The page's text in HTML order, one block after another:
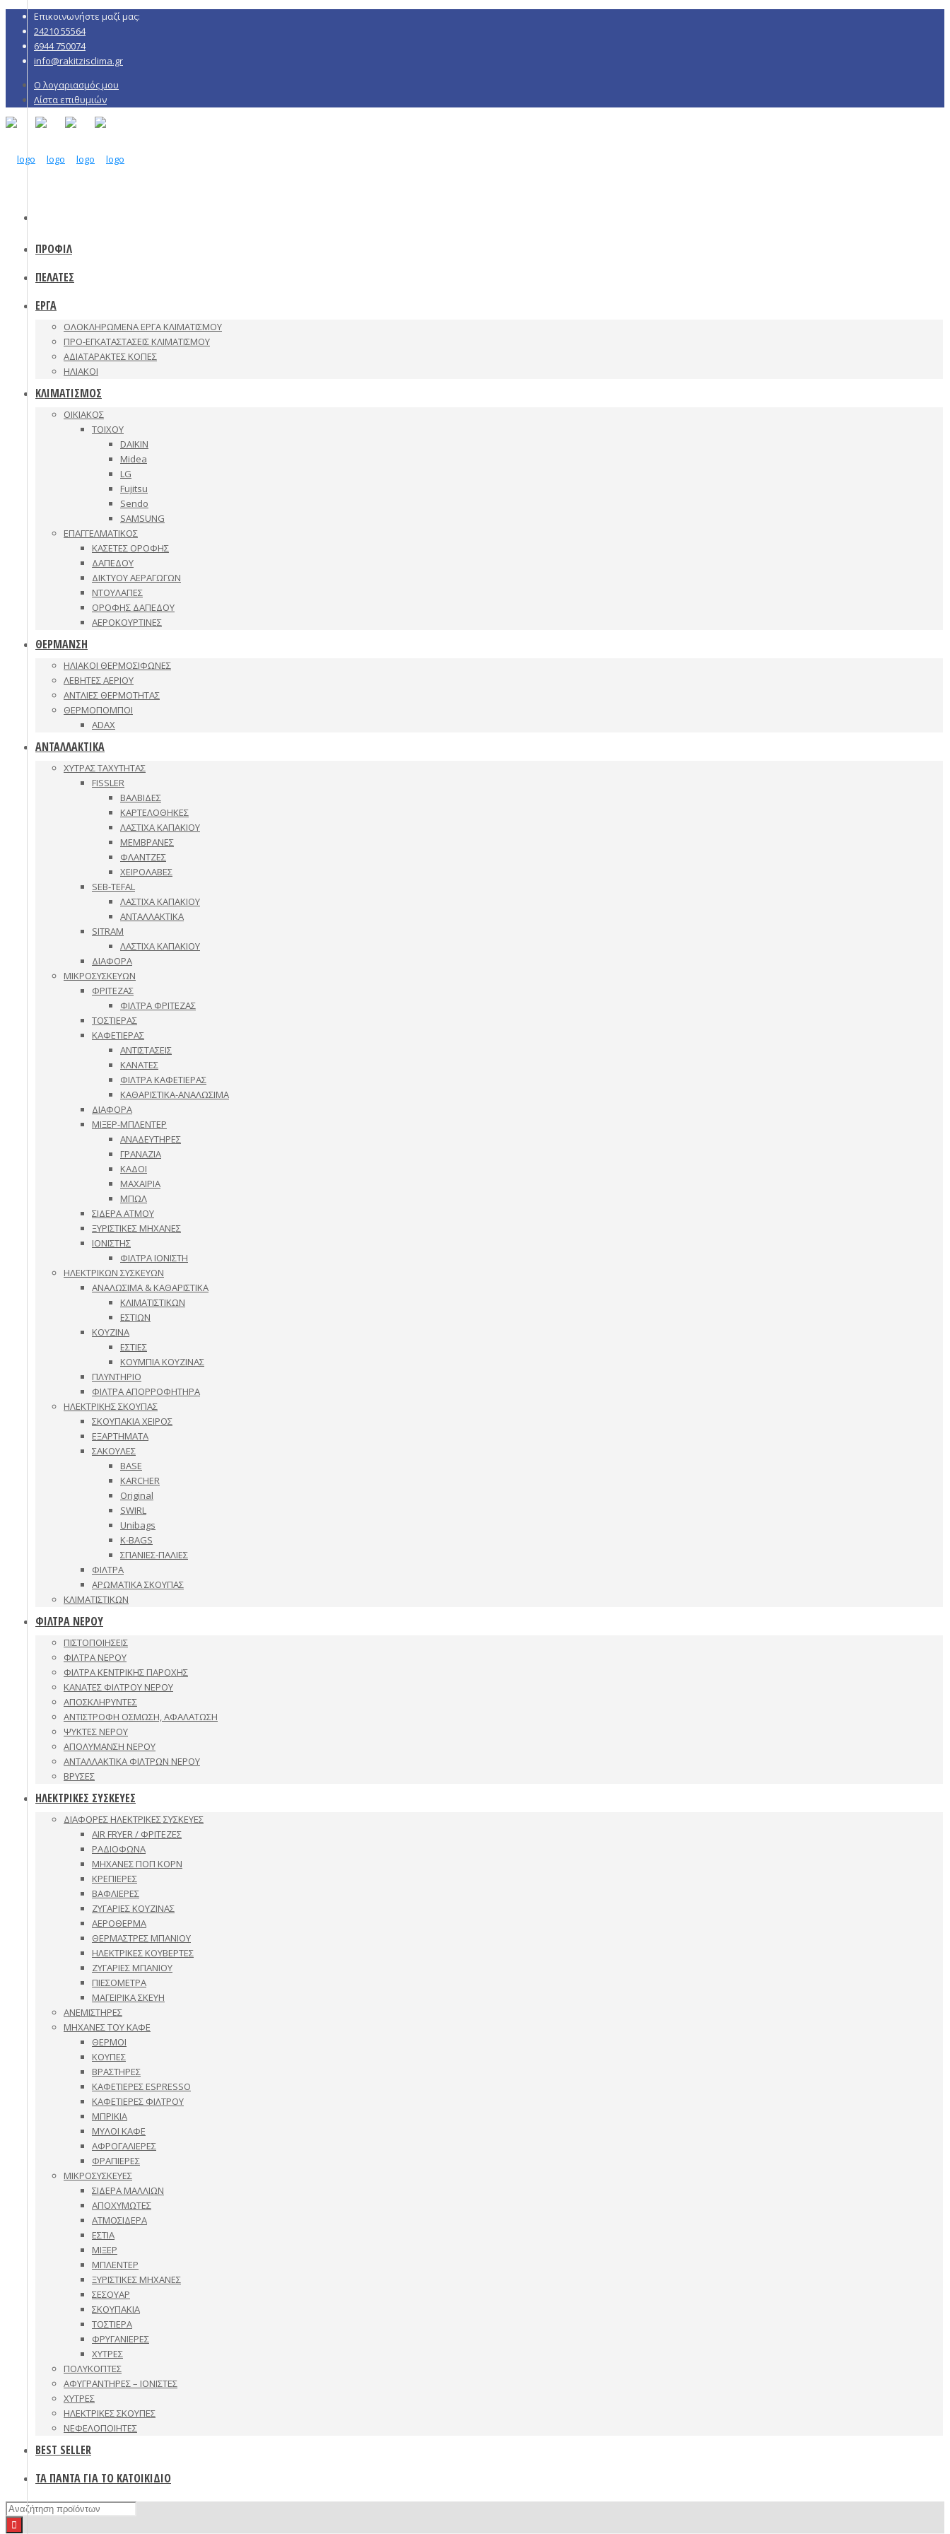
Επικοινωνήστε μαζί μας:
24210 55564
6944 750074
info@rakitzisclima.gr
Ο λογαριασμός μου
Λίστα επιθυμιών
ΠΡΟΦΙΛ
ΠΕΛΑΤΕΣ
ΕΡΓΑ
ΟΛΟΚΛΗΡΩΜΕΝΑ ΕΡΓΑ ΚΛΙΜΑΤΙΣΜΟΥ
ΠΡΟ-ΕΓΚΑΤΑΣΤΑΣΕΙΣ ΚΛΙΜΑΤΙΣΜΟΥ
ΑΔΙΑΤΑΡΑΚΤΕΣ ΚΟΠΕΣ
ΗΛΙΑΚΟΙ
ΚΛΙΜΑΤΙΣΜΟΣ
ΟΙΚΙΑΚΟΣ
ΤΟΙΧΟΥ
DAIKIN
Midea
LG
Fujitsu
Sendo
SAMSUNG
ΕΠΑΓΓΕΛΜΑΤΙΚΟΣ
ΚΑΣΕΤΕΣ ΟΡΟΦΗΣ
ΔΑΠΕΔΟΥ
ΔΙΚΤΥΟΥ ΑΕΡΑΓΩΓΩΝ
ΝΤΟΥΛΑΠΕΣ
ΟΡΟΦΗΣ ΔΑΠΕΔΟΥ
ΑΕΡΟΚΟΥΡΤΙΝΕΣ
ΘΕΡΜΑΝΣΗ
ΗΛΙΑΚΟΙ ΘΕΡΜΟΣΙΦΩΝΕΣ
ΛΕΒΗΤΕΣ ΑΕΡΙΟΥ
ΑΝΤΛΙΕΣ ΘΕΡΜΟΤΗΤΑΣ
ΘΕΡΜΟΠΟΜΠΟΙ
ADAX
ΑΝΤΑΛΛΑΚΤΙΚΑ
ΧΥΤΡΑΣ ΤΑΧΥΤΗΤΑΣ
FISSLER
ΒΑΛΒΙΔΕΣ
ΚΑΡΤΕΛΟΘΗΚΕΣ
ΛΑΣΤΙΧΑ ΚΑΠΑΚΙΟΥ
ΜΕΜΒΡΑΝΕΣ
ΦΛΑΝΤΖΕΣ
ΧΕΙΡΟΛΑΒΕΣ
SEB-TEFAL
ΛΑΣΤΙΧΑ ΚΑΠΑΚΙΟΥ
ΑΝΤΑΛΛΑΚΤΙΚΑ
SITRAM
ΛΑΣΤΙΧΑ ΚΑΠΑΚΙΟΥ
ΔΙΑΦΟΡΑ
ΜΙΚΡΟΣΥΣΚΕΥΩΝ
ΦΡΙΤΕΖΑΣ
ΦΙΛΤΡΑ ΦΡΙΤΕΖΑΣ
ΤΟΣΤΙΕΡΑΣ
ΚΑΦΕΤΙΕΡΑΣ
ΑΝΤΙΣΤΑΣΕΙΣ
ΚΑΝΑΤΕΣ
ΦΙΛΤΡΑ ΚΑΦΕΤΙΕΡΑΣ
ΚΑΘΑΡΙΣΤΙΚΑ-ΑΝΑΛΩΣΙΜΑ
ΔΙΑΦΟΡΑ
ΜΙΞΕΡ-ΜΠΛΕΝΤΕΡ
ΑΝΑΔΕΥΤΗΡΕΣ
ΓΡΑΝΑΖΙΑ
ΚΑΔΟΙ
ΜΑΧΑΙΡΙΑ
ΜΠΩΛ
ΣΙΔΕΡΑ ΑΤΜΟΥ
ΞΥΡΙΣΤΙΚΕΣ ΜΗΧΑΝΕΣ
ΙΟΝΙΣΤΗΣ
ΦΙΛΤΡΑ ΙΟΝΙΣΤΗ
ΗΛΕΚΤΡΙΚΩΝ ΣΥΣΚΕΥΩΝ
ΑΝΑΛΩΣΙΜΑ & ΚΑΘΑΡΙΣΤΙΚΑ
ΚΛΙΜΑΤΙΣΤΙΚΩΝ
ΕΣΤΙΩΝ
ΚΟΥΖΙΝΑ
ΕΣΤΙΕΣ
ΚΟΥΜΠΙΑ ΚΟΥΖΙΝΑΣ
ΠΛΥΝΤΗΡΙΟ
ΦΙΛΤΡΑ ΑΠΟΡΡΟΦΗΤΗΡΑ
ΗΛΕΚΤΡΙΚΗΣ ΣΚΟΥΠΑΣ
ΣΚΟΥΠΑΚΙΑ ΧΕΙΡΟΣ
ΕΞΑΡΤΗΜΑΤΑ
ΣΑΚΟΥΛΕΣ
BASE
KARCHER
Original
SWIRL
Unibags
K-BAGS
ΣΠΑΝΙΕΣ-ΠΑΛΙΕΣ
ΦΙΛΤΡΑ
ΑΡΩΜΑΤΙΚΑ ΣΚΟΥΠΑΣ
ΚΛΙΜΑΤΙΣΤΙΚΩΝ
ΦΙΛΤΡΑ ΝΕΡΟΥ
ΠΙΣΤΟΠΟΙΗΣΕΙΣ
ΦΙΛΤΡΑ ΝΕΡΟΥ
ΦΙΛΤΡΑ ΚΕΝΤΡΙΚΗΣ ΠΑΡΟΧΗΣ
ΚΑΝΑΤΕΣ ΦΙΛΤΡΟΥ ΝΕΡΟΥ
ΑΠΟΣΚΛΗΡΥΝΤΕΣ
ΑΝΤΙΣΤΡΟΦΗ ΟΣΜΩΣΗ, ΑΦΑΛΑΤΩΣΗ
ΨΥΚΤΕΣ ΝΕΡΟΥ
ΑΠΟΛΥΜΑΝΣΗ ΝΕΡΟΥ
ΑΝΤΑΛΛΑΚΤΙΚΑ ΦΙΛΤΡΩΝ ΝΕΡΟΥ
ΒΡΥΣΕΣ
ΗΛΕΚΤΡΙΚΕΣ ΣΥΣΚΕΥΕΣ
ΔΙΑΦΟΡΕΣ ΗΛΕΚΤΡΙΚΕΣ ΣΥΣΚΕΥΕΣ
AIR FRYER / ΦΡΙΤΕΖΕΣ
ΡΑΔΙΟΦΩΝΑ
ΜΗΧΑΝΕΣ ΠΟΠ ΚΟΡΝ
ΚΡΕΠΙΕΡΕΣ
ΒΑΦΛΙΕΡΕΣ
ΖΥΓΑΡΙΕΣ ΚΟΥΖΙΝΑΣ
ΑΕΡΟΘΕΡΜΑ
ΘΕΡΜΑΣΤΡΕΣ ΜΠΑΝΙΟΥ
ΗΛΕΚΤΡΙΚΕΣ ΚΟΥΒΕΡΤΕΣ
ΖΥΓΑΡΙΕΣ ΜΠΑΝΙΟΥ
ΠΙΕΣΟΜΕΤΡΑ
ΜΑΓΕΙΡΙΚΑ ΣΚΕΥΗ
ΑΝΕΜΙΣΤΗΡΕΣ
ΜΗΧΑΝΕΣ ΤΟΥ ΚΑΦΕ
ΘΕΡΜΟΙ
ΚΟΥΠΕΣ
ΒΡΑΣΤΗΡΕΣ
ΚΑΦΕΤΙΕΡΕΣ ESPRESSO
ΚΑΦΕΤΙΕΡΕΣ ΦΙΛΤΡΟΥ
ΜΠΡΙΚΙΑ
ΜΥΛΟΙ ΚΑΦΕ
ΑΦΡΟΓΑΛΙΕΡΕΣ
ΦΡΑΠΙΕΡΕΣ
ΜΙΚΡΟΣΥΣΚΕΥΕΣ
ΣΙΔΕΡΑ ΜΑΛΛΙΩΝ
ΑΠΟΧΥΜΩΤΕΣ
ΑΤΜΟΣΙΔΕΡΑ
ΕΣΤΙΑ
ΜΙΞΕΡ
ΜΠΛΕΝΤΕΡ
ΞΥΡΙΣΤΙΚΕΣ ΜΗΧΑΝΕΣ
ΣΕΣΟΥΑΡ
ΣΚΟΥΠΑΚΙΑ
ΤΟΣΤΙΕΡΑ
ΦΡΥΓΑΝΙΕΡΕΣ
ΧΥΤΡΕΣ
ΠΟΛΥΚΟΠΤΕΣ
ΑΦΥΓΡΑΝΤΗΡΕΣ – ΙΟΝΙΣΤΕΣ
ΧΥΤΡΕΣ
ΗΛΕΚΤΡΙΚΕΣ ΣΚΟΥΠΕΣ
ΝΕΦΕΛΟΠΟΙΗΤΕΣ
BEST SELLER
ΤΑ ΠΑΝΤΑ ΓΙΑ ΤΟ ΚΑΤΟΙΚΙΔΙΟ